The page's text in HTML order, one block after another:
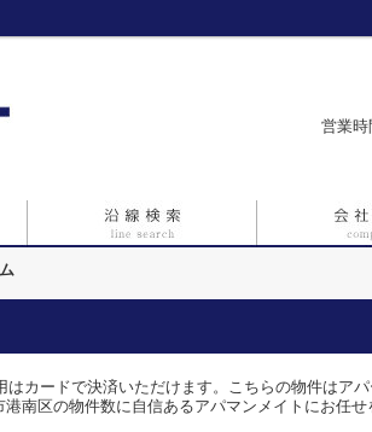
営業時
カードで決済いただけます。こちらの物件はア
南区の物件数に自信あるアパマンメイトにお任せ